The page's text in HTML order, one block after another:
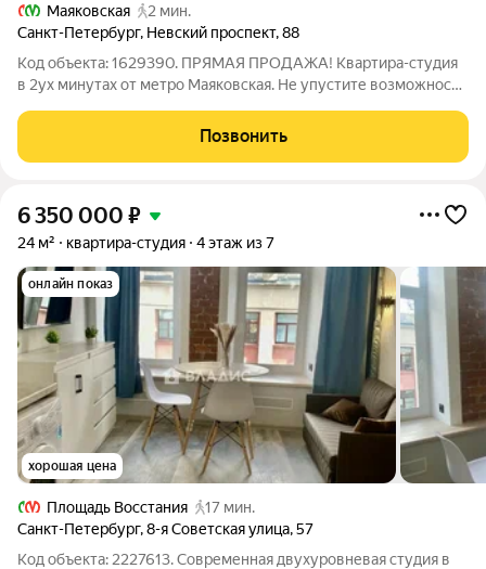
Маяковская
2 мин.
Санкт-Петербург, Невский проспект,88
Код объекта: 1629390. ПРЯМАЯ ПРОДАЖА! Квартира-студия
в 2ух минутах от метро Маяковская. Не упустите возможность
студии есть всё необходимое: - большое спальное место - зона
хранения вещей - зона
Позвонить
6 350 000 ₽
24 м² квартира-студия 4 этаж из 7
онлайн показ
хорошая цена
Площадь Восстания
17 мин.
Санкт-Петербург,8-я Советская улица,57
Код объекта: 2227613. Современная двухуровневая студия в